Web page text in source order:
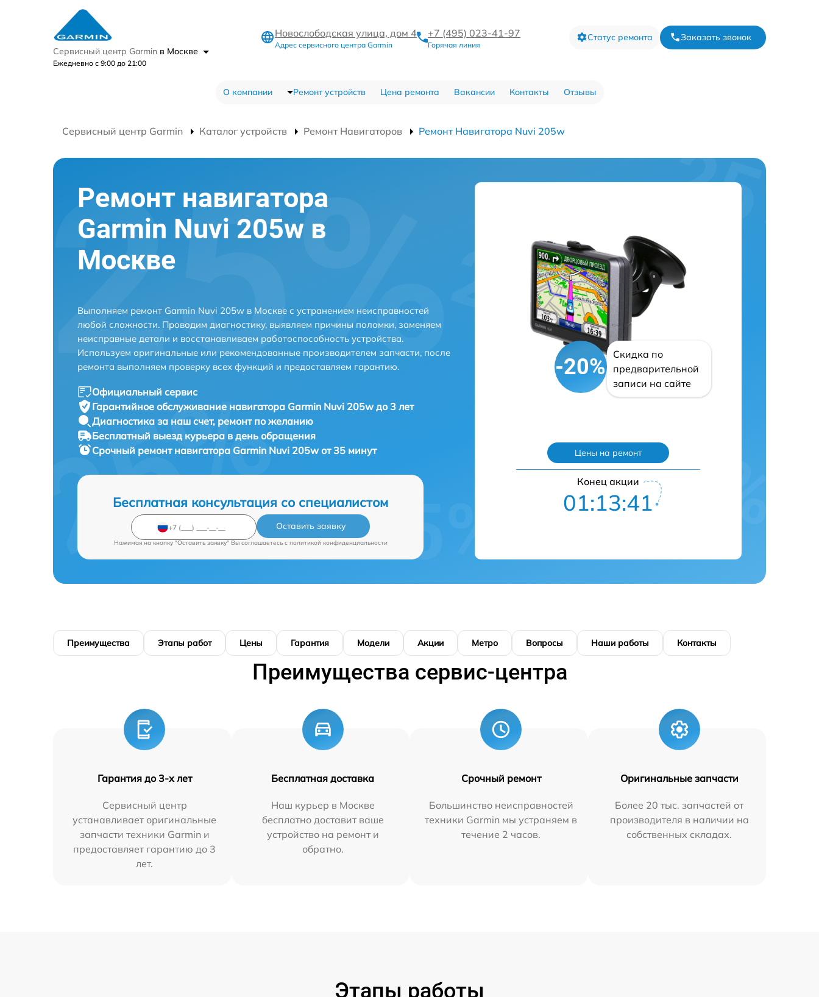
Сервисный центр Garmin в Москве
Ежедневно с 9:00 до 21:00
Новослободская улица, дом 4
Адрес сервисного центра Garmin
+7 (495) 023-41-97
Горячая линия
Статус ремонта Заказать звонок
О компании Ремонт устройств Цена ремонта Вакансии Контакты Отзывы
Сервисный центр Garmin Каталог устройств Ремонт Навигаторов Ремонт Навигатора Nuvi 205w
Ремонт навигатора
Garmin Nuvi 205w в
Москве
Выполняем ремонт Garmin Nuvi 205w в Москве с устранением неисправностей
любой сложности. Проводим диагностику, выявляем причины поломки, заменяем
неисправные детали и восстанавливаем работоспособность устройства.
Используем оригинальные или рекомендованные производителем запчасти, после
ремонта выполняем проверку всех функций и предоставляем гарантию.
Официальный сервис
Гарантийное обслуживание навигатора Garmin Nuvi 205w до 3 лет
Диагностика за наш счет, ремонт по желанию
Бесплатный выезд курьера в день обращения
Срочный ремонт навигатора Garmin Nuvi 205w от 35 минут
Бесплатная консультация со специалистом
Оставить заявку
Нажимая на кнопку "Оставить заявку" Вы соглашаетесь c политикой конфиденциальности
-20%
Скидка по
предварительной
записи на сайте
Цены на ремонт
Конец акции
01:13:41
Преимущества Этапы работ Цены Гарантия Модели Акции Метро Вопросы Наши работы Контакты
Преимущества сервис-центра
Гарантия до 3-х лет
Сервисный центр
устанавливает оригинальные
запчасти техники Garmin и
предоставляет гарантию до 3
лет.
Бесплатная доставка
Наш курьер в Москве
бесплатно доставит ваше
устройство на ремонт и
обратно.
Срочный ремонт
Большинство неисправностей
техники Garmin мы устраняем в
течение 2 часов.
Оригинальные запчасти
Более 20 тыс. запчастей от
производителя в наличии на
собственных складах.
Этапы работы